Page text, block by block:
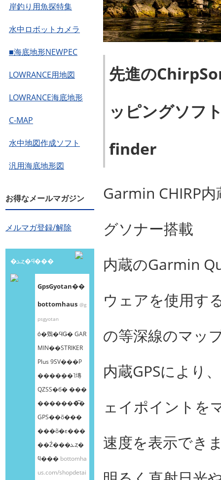
岸釣り用魚探特集
水中ロボットカメラ
■海底地形NEWPEC
LOWRANCE用地図
LOWRANCE海底地形
C-MAP
水中地図作成ソフト
汎用海底地形図
お得なメールマガジン
メルマガ登録/解除
�ܥȥ�ϥ���
GpsGyotan��
bottomhaus @g
psgyotan
ȯ�䳫�ϤǤ� GAR
MIN��STRIKER
Plus 9SV���Ρ
����ܸ��˥塼
QZSS�б� ���
�������͡�
GPS��õ���
���õ�ε���
��Ź���ܥȥ�
ϥ��� bottomha
us.com/shopdetai
先進の
ッピングソフ
finder
Garmin CHIRP
グソナー搭載
内蔵のGarmin
ウェアを使用す
の等深線のマッ
内蔵GPSにより
ェイポイントを
速度を表示でき